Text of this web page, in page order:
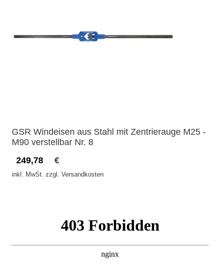
GSR Windeisen aus Stahl mit Zentrierauge M25 -
M90 verstellbar Nr. 8
249,78
€
inkl. MwSt. zzgl. Versandkosten